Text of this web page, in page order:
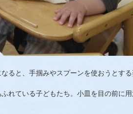
ると、手掴みやスプーンを使おうとする
れている子どもたち。小皿を目の前に